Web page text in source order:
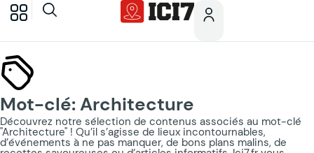
Mot-clé: Architecture
Découvrez notre sélection de contenus associés au mot-clé
"Architecture" ! Qu’il s’agisse de lieux incontournables,
d’événements à ne pas manquer, de bons plans malins, de